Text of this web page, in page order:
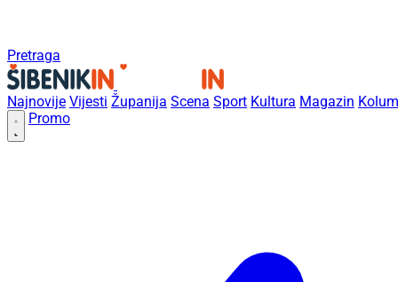
Pretraga
Najnovije Vijesti Županija Scena Sport Kultura Magazin
Promo